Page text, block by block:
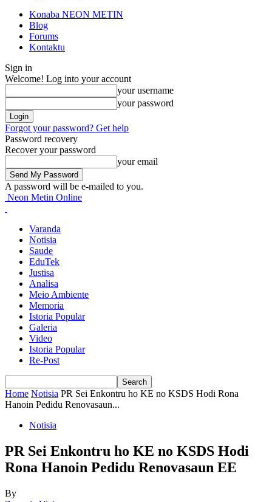
Konaba NEON METIN
Blog
Forums
Kontaktu
Sign in
Welcome! Log into your account
your username
your password
Forgot your password? Get help
Password recovery
Recover your password
your email
A password will be e-mailed to you.
Neon Metin Online
Varanda
Notisia
Saude
EduTek
Justisa
Analisa
Meio Ambiente
Memoria
Istoria Popular
Galeria
Video
Istoria Popular
Re-Post
Home Notisia PR Sei Enkontru ho KE no KSDS Hodi Rona
Hanoin Pedidu Renovasaun...
Notisia
PR Sei Enkontru ho KE no KSDS Hodi
Rona Hanoin Pedidu Renovasaun EE
By